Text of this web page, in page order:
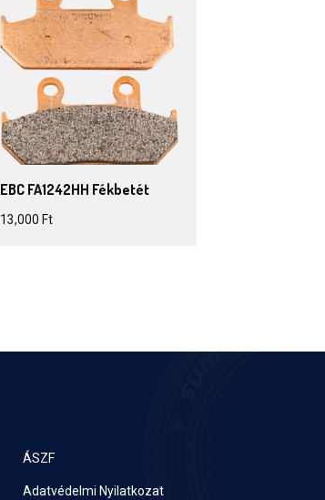
EBC FA1242HH Fékbetét
13,000 Ft
ÁSZF
Adatvédelmi Nyilatkozat